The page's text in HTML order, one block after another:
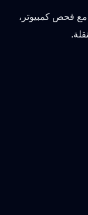
فحص كمبيوتر،